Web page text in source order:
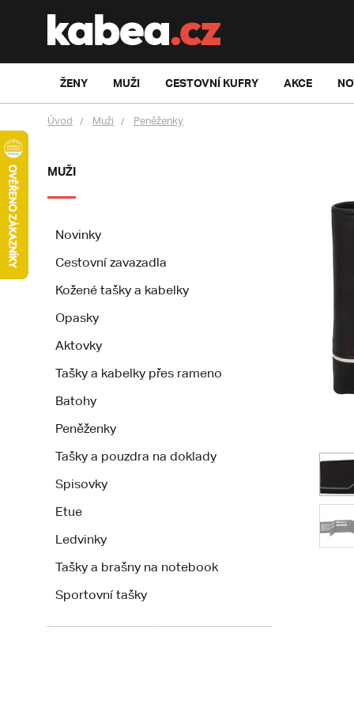
ŽENY MUŽI CESTOVNÍ KUFRY AKCE
Úvod Muži Peněženky
MUŽI
Novinky
Cestovní zavazadla
Kožené tašky a kabelky
Opasky
Aktovky
Tašky a kabelky přes rameno
Batohy
Peněženky
Tašky a pouzdra na doklady
Spisovky
Etue
Ledvinky
Tašky a brašny na notebook
Sportovní tašky